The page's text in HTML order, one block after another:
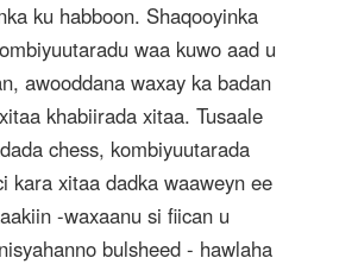
ku habboon. Shaqooyinka
waa kuwo aad u
awooddana waxay ka badan
khabiirada xitaa. Tusaale
chess, kombiyuutarada
kara xitaa dadka waaweyn ee
-waxaanu si fiican u
bulsheed - hawlaha